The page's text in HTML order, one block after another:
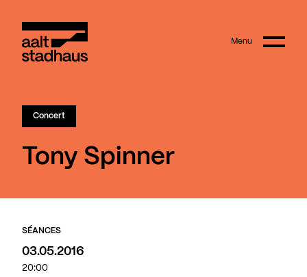
Main content Menu
Concert
Tony Spinner
SÉANCES
03.05.2016
20:00